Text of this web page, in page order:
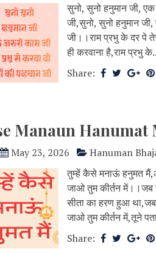
सुनो, सुनो हनुमान जी,
जी,सुनो, सुनो हनुमान
जी।।राम प्रभु के दर पे
ही करवाना है,राम प्रभु
Share:
Manaun Hanumat
May 23, 2026
Hanuman
तुम्हें कैसे मनाऊं हनुमत
जाओ तुम कीर्तन में।।जब
सीता का हरण हुआ
जाओ तुम कीर्तन में,तूने
Share: